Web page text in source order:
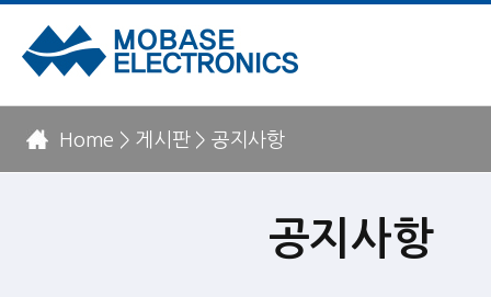
Home > 게시판 > 공지사항
공지사항